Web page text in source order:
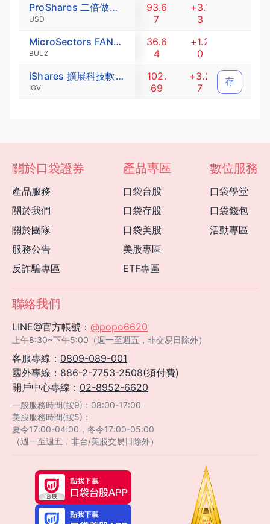
ProShares 二倍做多半導體ETF
USD
93.6
7
+3.1
3
MicroSectors FANG 尖牙股與創新指數每日三倍做多ETN
BULZ
36.6
4
+1.2
0
iShares 擴展科技軟體類股ETF
IGV
102.
69
+3.2
7
+3.2
9
存
關於口袋證券
產品服務
關於我們
關於團隊
服務公告
反詐騙專區
產品專區
口袋台股
口袋存股
口袋美股
美股專區
ETF專區
數位服務
口袋學堂
口袋錢包
活動專區
聯絡我們
LINE@官方帳號： @popo6620
上午8:30~下午5:00（週一至週五，非交易日除外）
客服專線： 0809-089-001
國外專線：886-2-7753-2508(須付費)
開戶中心專線： 02-8952-6620
一般服務時間(按9)：08:00-17:00
美股服務時間(按5)：
夏令17:00-04:00，冬令17:00-05:00
（週一至週五，非台/美股交易日除外）